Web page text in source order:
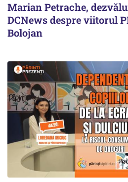
Marian Petrache,
DCNews despre viitorul
Bolojan